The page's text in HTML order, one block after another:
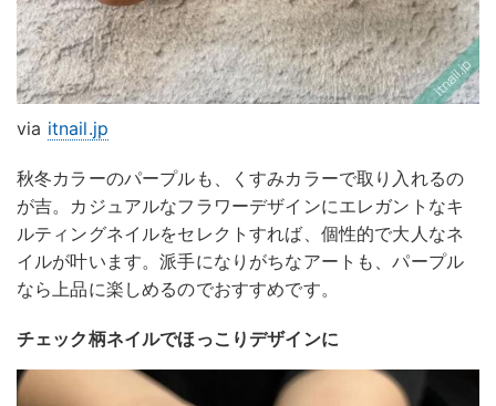
via itnail.jp
秋冬カラーのパープルも、くすみカラーで取り入れるの
が吉。カジュアルなフラワーデザインにエレガントなキ
ルティングネイルをセレクトすれば、個性的で大人なネ
イルが叶います。派手になりがちなアートも、パープル
なら上品に楽しめるのでおすすめです。
チェック柄ネイルでほっこりデザインに